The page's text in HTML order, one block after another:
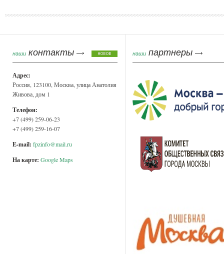
наши контакты
Адрес:
Россия, 123100, Москва, улица Анатолия
Живова, дом 1
Телефон:
+7 (499) 259-06-23
+7 (499) 259-16-07
E-mail: fpzinfo@mail.ru
На карте: Google Maps
наши партнеры